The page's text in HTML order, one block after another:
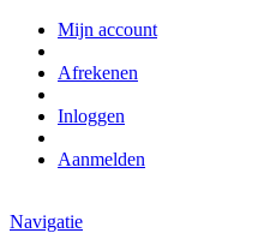
Mijn account
Afrekenen
Inloggen
Aanmelden
Navigatie